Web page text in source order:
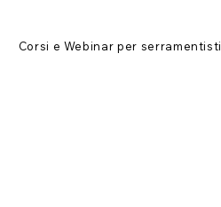
Corsi e Webinar per serramentisti